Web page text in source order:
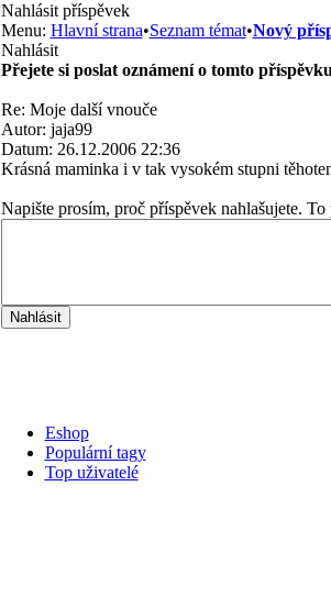
Nahlásit příspěvek
Menu: Hlavní strana•Seznam témat•Nový
Nahlásit
Přejete si poslat oznámení o tomto
Re: Moje další vnouče
Autor: jaja99
Datum: 26.12.2006 22:36
Krásná maminka i v tak vysokém stupni
Napište prosím, proč příspěvek nahlašujete.
Eshop
Populární tagy
Top uživatelé